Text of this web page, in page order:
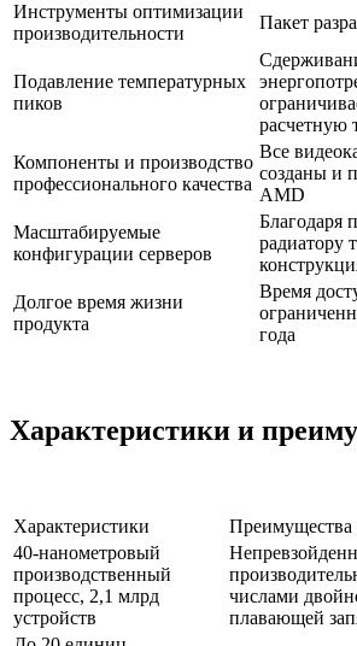
Инструменты оптимизации
производительности
Пакет
Подавление температурных
пиков
расчетную
Компоненты и производство
профессионального качества
Все
созданы и
AMD
Масштабируемые
конфигурации серверов
Благодаря
радиатору
Долгое время жизни
продукта
Время
года
Характеристики и
Характеристики
Преимущества
40-нанометровый
производственный
процесс, 2,1 млрд
устройств
числами
плавающей